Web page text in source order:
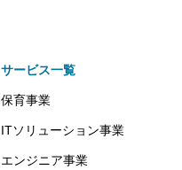
サービス一覧
保育事業
ITソリューション事業
エンジニア事業